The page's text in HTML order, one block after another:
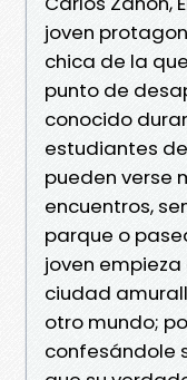
joven
chica de la
punto de
conocido
estudiantes
pueden verse
encuentros,
parque o
joven
ciudad
otro mundo;
confesándole